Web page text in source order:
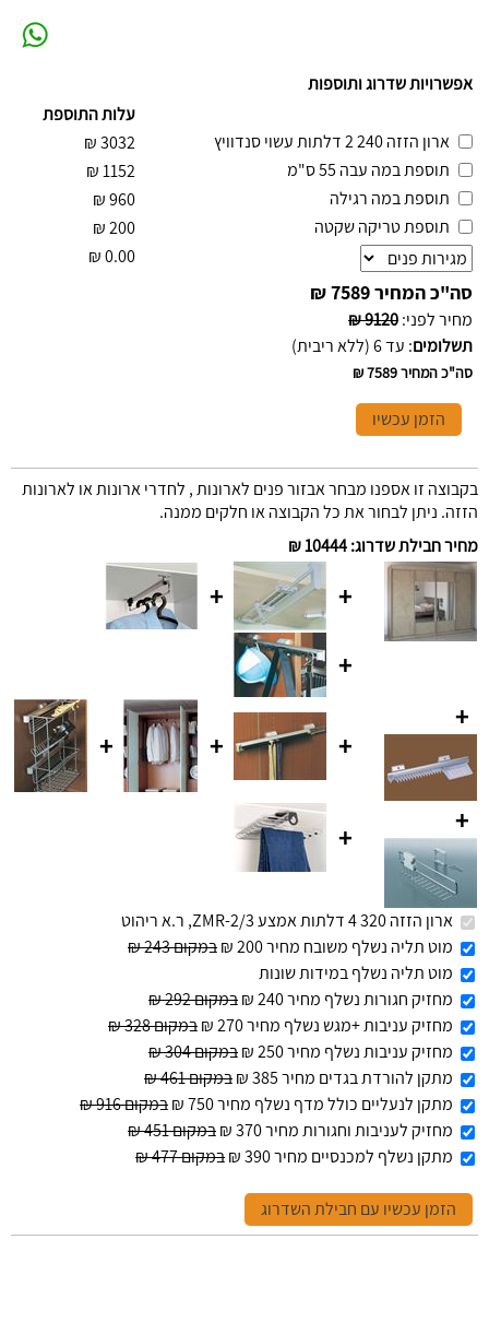
אפשרויות שדרוג ותוספות
עלות התוספת
ארון הזזה 240 2 דלתות עשוי סנדוויץ
3032
₪
תוספת במה עבה 55 ס"מ
1152
₪
תוספת במה רגילה
960
₪
תוספת טריקה שקטה
200
₪
0.00
₪
סה"כ המחיר7589 ₪
מחיר לפני:
9120 ₪
תשלומים: עד 6 (ללא ריבית)
סה"כ המחיר7589 ₪
הזמן עכשיו
בקבוצה זו אספנו מבחר אבזור פנים לארונות , לחדרי ארונות או לארונות
הזזה. ניתן לבחור את כל הקבוצה או חלקים ממנה.
מחיר חבילת שדרוג:
10444 ₪
+
+
+
+
+
+
+
+
+
ארון הזזה 320 4 דלתות אמצע ZMR-2/3, ר.א ריהוט
מוט תליה נשלף משובח מחיר 200 ₪
במקום 243 ₪
מוט תליה נשלף במידות שונות
מחזיק חגורות נשלף מחיר 240 ₪
במקום 292 ₪
מחזיק עניבות +מגש נשלף מחיר 270 ₪
במקום 328 ₪
מחזיק עניבות נשלף מחיר 250 ₪
במקום 304 ₪
מתקן להורדת בגדים מחיר 385 ₪
במקום 461 ₪
מתקן לנעליים כולל מדף נשלף מחיר 750 ₪
במקום 916 ₪
מחזיק לעניבות וחגורות מחיר 370 ₪
במקום 451 ₪
מתקן נשלף למכנסיים מחיר 390 ₪
במקום 477 ₪
הזמן עכשיו עם חבילת השדרוג